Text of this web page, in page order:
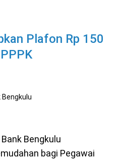
Plafon Rp 150
Bank Bengkulu
bagi Pegawai